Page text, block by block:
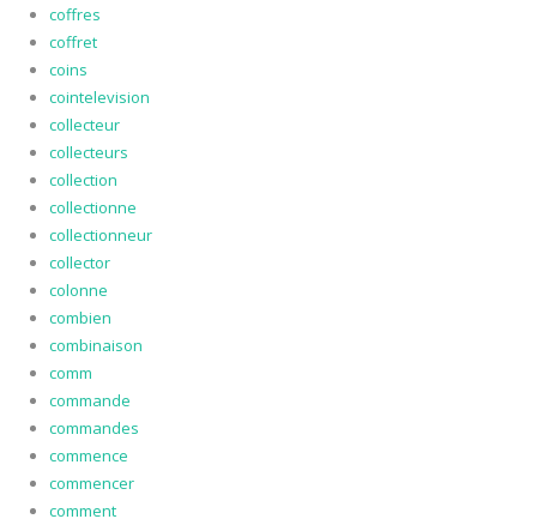
coffres
coffret
coins
cointelevision
collecteur
collecteurs
collection
collectionne
collectionneur
collector
colonne
combien
combinaison
comm
commande
commandes
commence
commencer
comment